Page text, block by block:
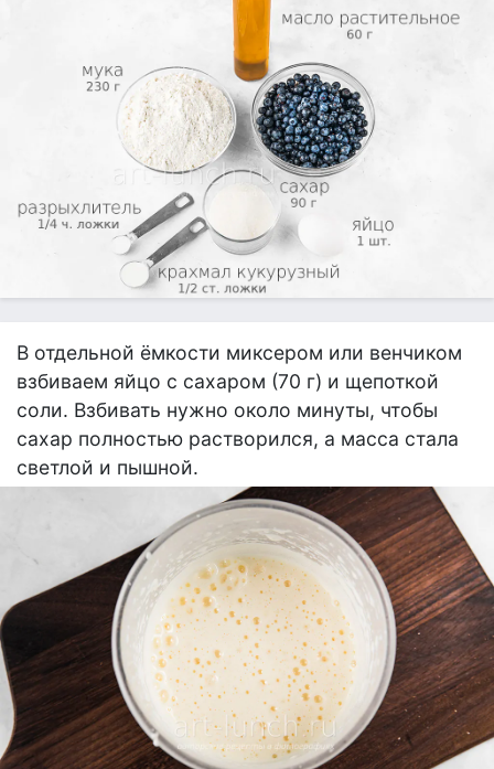
В отдельной ёмкости миксером или венчиком
взбиваем яйцо с сахаром (70 г) и щепоткой
соли. Взбивать нужно около минуты, чтобы
сахар полностью растворился, а масса стала
светлой и пышной.